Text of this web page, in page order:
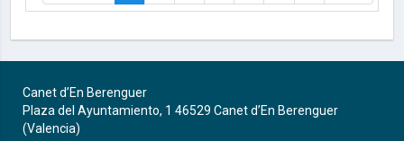
Canet d’En Berenguer
Plaza del Ayuntamiento, 1 46529 Canet d’En Berenguer
(Valencia)